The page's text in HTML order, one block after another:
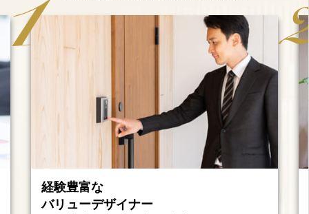
経験豊富な
バリューデザイナー